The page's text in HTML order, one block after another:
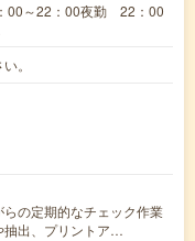
～22：00夜勤 22：00
。
らの定期的なチェック作業
抽出、プリントア…